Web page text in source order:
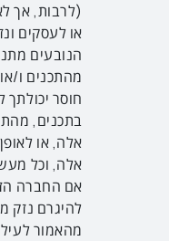
(לרבות, אך
או לעסקים
הנובעים
מהתכנים ו/
חוסר
בתכנים,
אלה, או
אלה, וכל
אם החברה
להיגרם נזק
מהאמור